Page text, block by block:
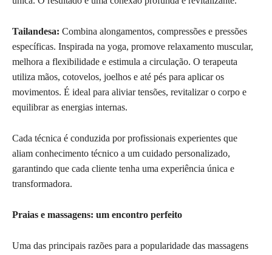
Tailandesa: Combina alongamentos, compressões e pressões
específicas. Inspirada na yoga, promove relaxamento muscular,
melhora a flexibilidade e estimula a circulação. O terapeuta
utiliza mãos, cotovelos, joelhos e até pés para aplicar os
movimentos. É ideal para aliviar tensões, revitalizar o corpo e
equilibrar as energias internas.
Cada técnica é conduzida por profissionais experientes que
aliam conhecimento técnico a um cuidado personalizado,
garantindo que cada cliente tenha uma experiência única e
transformadora.
Praias e massagens: um encontro perfeito
Uma das principais razões para a popularidade das massagens